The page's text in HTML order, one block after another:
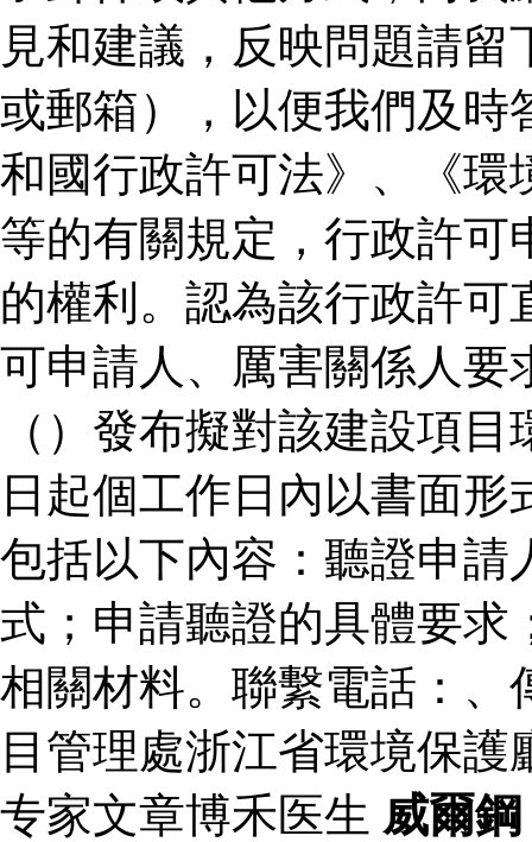
見和建議，反映問題請
或郵箱），以便我們及時
和國行政許可法》、《環
等的有關規定，行政許可
的權利。認為該行政許
可申請人、厲害關係人要
（）發布擬對該建設項
日起個工作日內以書面
包括以下內容：聽證申請
式；申請聽證的具體要求
相關材料。聯繫電話：、
目管理處浙江省環境保護
专家文章博禾医生 威爾鋼